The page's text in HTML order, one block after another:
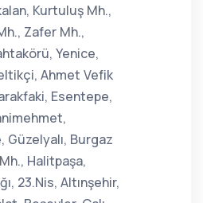
Kurtuluş Mh.,
Zafer Mh.,
Yenice,
Ahmet Vefik
Esentepe,
Güzelyalı, Burgaz
Halitpaşa,
23.Nis, Altınşehir,